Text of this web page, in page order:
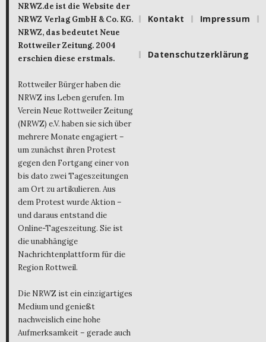
NRWZ.de ist die Website der
NRWZ Verlag GmbH & Co. KG.
NRWZ, das bedeutet Neue
Rottweiler Zeitung. 2004
erschien diese erstmals.
Rottweiler Bürger haben die
NRWZ ins Leben gerufen. Im
Verein Neue Rottweiler Zeitung
(NRWZ) e.V. haben sie sich über
mehrere Monate engagiert –
um zunächst ihren Protest
gegen den Fortgang einer von
bis dato zwei Tageszeitungen
am Ort zu artikulieren. Aus
dem Protest wurde Aktion –
und daraus entstand die
Online-Tageszeitung. Sie ist
die unabhängige
Nachrichtenplattform für die
Region Rottweil.
Die NRWZ ist ein einzigartiges
Medium und genießt
nachweislich eine hohe
Aufmerksamkeit – gerade auch
Kontakt Impressum
Datenschutzerklärung